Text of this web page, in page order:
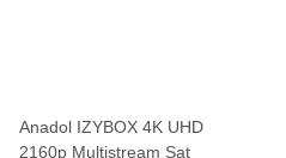
Anadol IZYBOX 4K UHD
2160p Multistream Sat